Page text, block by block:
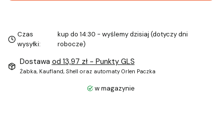
Czas
wysyłki:
kup do 14:30 - wyślemy dzisiaj (dotyczy dni
robocze)
Dostawa od 13,97 zł - Punkty GLS
Żabka, Kaufland, Shell oraz automaty Orlen Paczka
w magazynie